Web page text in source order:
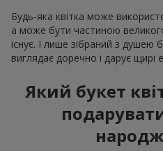
Будь-яка квітка може
а може бути частиною
існує. І лише зібраний з душею
виглядає доречно і дарує щирі
Який букет